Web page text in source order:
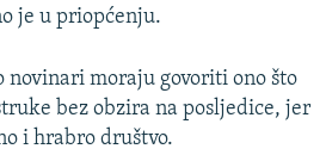
je u priopćenju.
novinari moraju govoriti ono što
bez obzira na posljedice, jer
i hrabro društvo.